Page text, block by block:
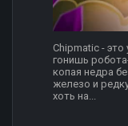
Chipmatic -
гонишь
копая недра
железо и
хоть на...